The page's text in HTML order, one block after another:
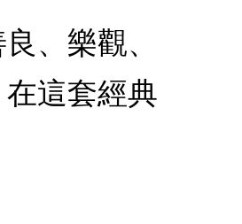
、樂觀、
這套經典